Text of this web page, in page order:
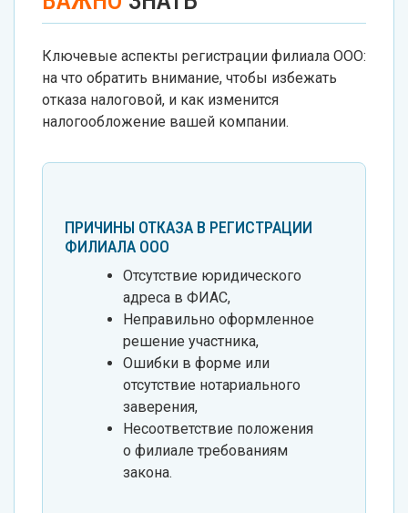
Ключевые аспекты регистрации филиала ООО:
на что обратить внимание, чтобы избежать
отказа налоговой, и как изменится
налогообложение вашей компании.
ПРИЧИНЫ ОТКАЗА В РЕГИСТРАЦИИ
ФИЛИАЛА ООО
Отсутствие юридического
адреса в ФИАС,
Неправильно оформленное
решение участника,
Ошибки в форме или
отсутствие нотариального
заверения,
Несоответствие положения
о филиале требованиям
закона.